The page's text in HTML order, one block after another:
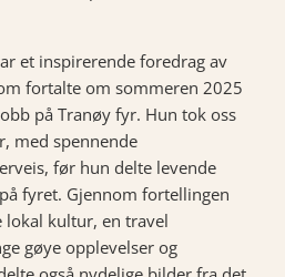
et inspirerende foredrag av
fortalte om sommeren 2025
på Tranøy fyr. Hun tok oss
med spennende
før hun delte levende
fyret. Gjennom fortellingen
kultur, en travel
gøye opplevelser og